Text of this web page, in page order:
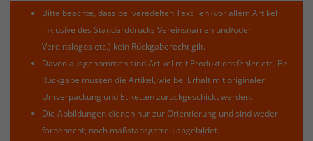
Bitte beachte, dass bei veredelten Textilien (vor allem Artikel
inklusive des Standarddrucks Vereinsnamen und/oder
Vereinslogos etc.) kein Rückgaberecht gilt.
Davon ausgenommen sind Artikel mit Produktionsfehler etc. Bei
Rückgabe müssen die Artikel, wie bei Erhalt mit originaler
Umverpackung und Etiketten zurückgeschickt werden.
Die Abbildungen dienen nur zur Orientierung und sind weder
farbenecht, noch maßstabsgetreu abgebildet.